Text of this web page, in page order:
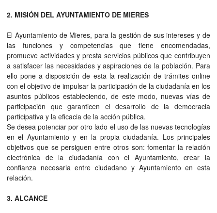
2. MISIÓN DEL AYUNTAMIENTO DE MIERES
El Ayuntamiento de Mieres, para la gestión de sus intereses y de
las funciones y competencias que tiene encomendadas,
promueve actividades y presta servicios públicos que contribuyen
a satisfacer las necesidades y aspiraciones de la población. Para
ello pone a disposición de esta la realización de trámites online
con el objetivo de impulsar la participación de la ciudadanía en los
asuntos públicos estableciendo, de este modo, nuevas vías de
participación que garanticen el desarrollo de la democracia
participativa y la eficacia de la acción pública.
Se desea potenciar por otro lado el uso de las nuevas tecnologías
en el Ayuntamiento y en la propia ciudadanía. Los principales
objetivos que se persiguen entre otros son: fomentar la relación
electrónica de la ciudadanía con el Ayuntamiento, crear la
confianza necesaria entre ciudadano y Ayuntamiento en esta
relación.
3. ALCANCE